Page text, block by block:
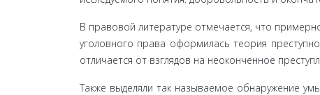
В правовой литературе отмечается, что
уголовного права оформилась теория
отличается от взглядов на неокон­ченное
Также выделяли так называемое обнаружение